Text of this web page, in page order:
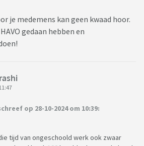
je medemens kan geen kwaad hoor.
gedaan hebben en
op 28-10-2024 om 10:39:
tijd van ongeschoold werk ook zwaar